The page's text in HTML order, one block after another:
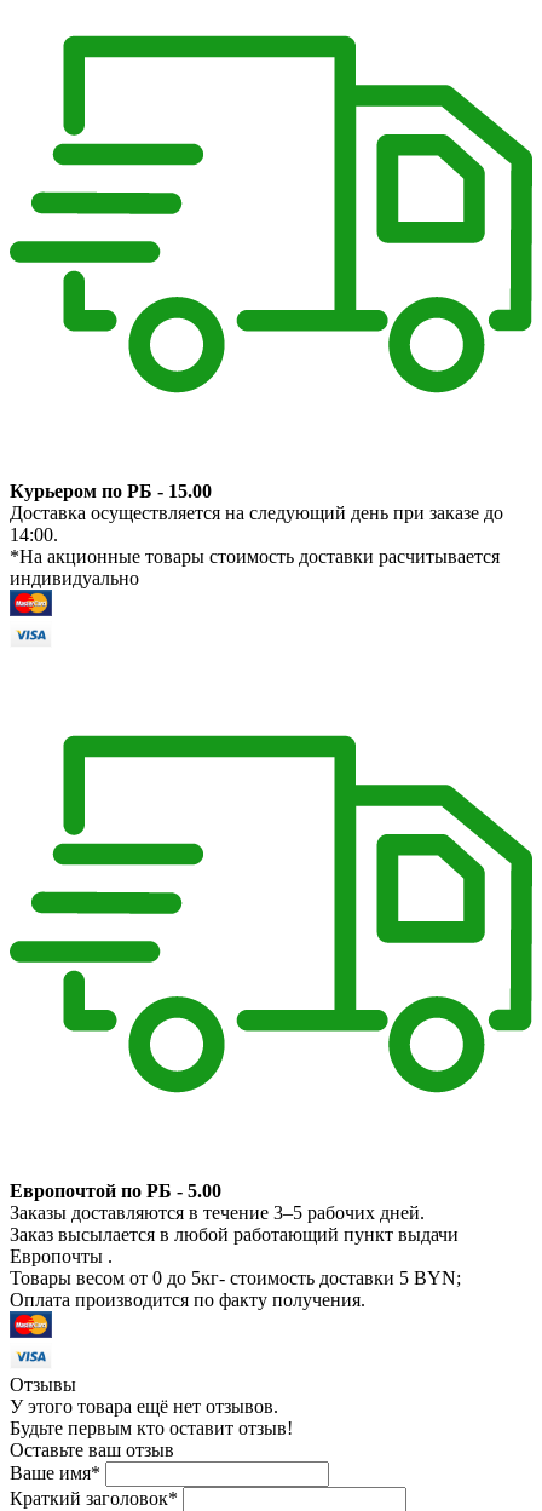
Курьером по РБ - 15.00
Доставка осуществляется на следующий день при заказе до
14:00.
*На акционные товары стоимость доставки расчитывается
индивидуально
Европочтой по РБ - 5.00
Заказы доставляются в течение 3–5 рабочих дней.
Заказ высылается в любой работающий пункт выдачи
Европочты .
Товары весом от 0 до 5кг- стоимость доставки 5 BYN;
Оплата производится по факту получения.
Отзывы
У этого товара ещё нет отзывов.
Будьте первым кто оставит отзыв!
Оставьте ваш отзыв
Ваше имя*
Краткий заголовок*